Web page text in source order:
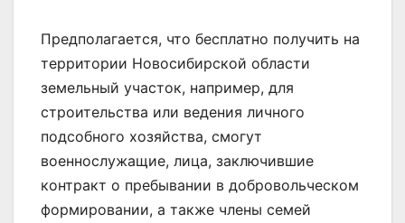
Предполагается, что бесплатно получить на
территории Новосибирской области
земельный участок, например, для
строительства или ведения личного
подсобного хозяйства, смогут
военнослужащие, лица, заключившие
контракт о пребывании в добровольческом
формировании, а также члены семей